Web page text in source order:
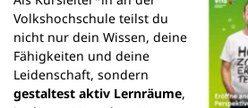
Volkshochschule teilst du
nicht nur dein Wissen, deine
Fähigkeiten und deine
Leidenschaft, sondern
gestaltest aktiv Lernräume,